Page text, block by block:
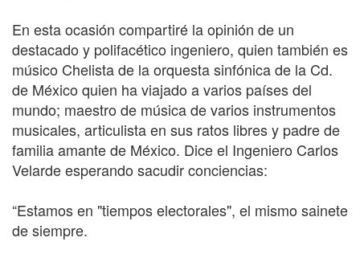
En esta ocasión compartiré la opinión de un
destacado y polifacético ingeniero, quien también es
músico Chelista de la orquesta sinfónica de la Cd.
de México quien ha viajado a varios países del
mundo; maestro de música de varios instrumentos
musicales, articulista en sus ratos libres y padre de
familia amante de México. Dice el Ingeniero Carlos
Velarde esperando sacudir conciencias:
“Estamos en "tiempos electorales", el mismo sainete
de siempre.